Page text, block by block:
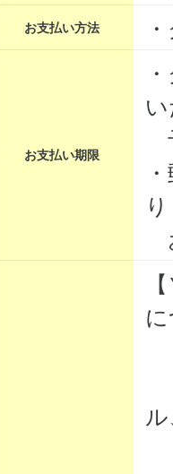
お支払い方法
お支払い期限